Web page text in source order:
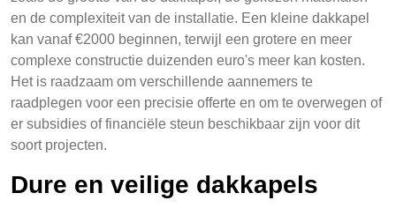
en de complexiteit van de installatie. Een kleine dakkapel
kan vanaf €2000 beginnen, terwijl een grotere en meer
complexe constructie duizenden euro's meer kan kosten.
Het is raadzaam om verschillende aannemers te
raadplegen voor een precisie offerte en om te overwegen of
er subsidies of financiële steun beschikbaar zijn voor dit
soort projecten.
Dure en veilige dakkapels